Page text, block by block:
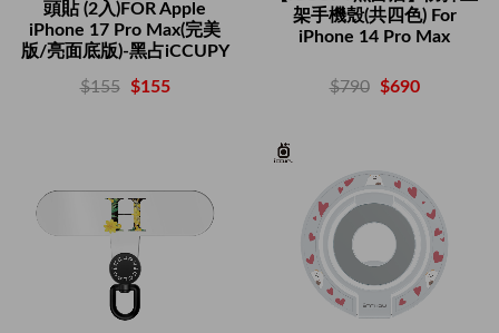
頭貼 (2入)FOR Apple
iPhone 17 Pro Max(完美
版/亮面底版)-黑占iCCUPY
$155 $155
架手機殼(共四色) For
iPhone 14 Pro Max
$790 $690